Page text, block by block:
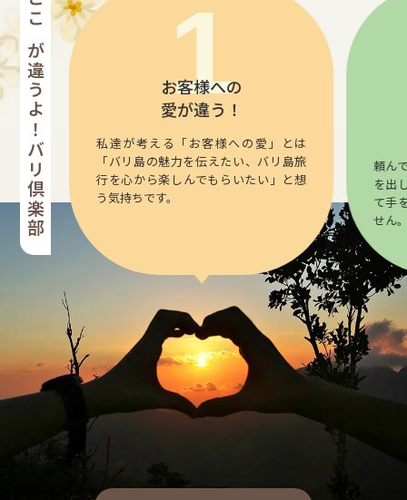
ここが違うよ！バリ倶楽部
お客様への
愛が違う！
私達が考える「お客様への愛」とは
「バリ島の魅力を伝えたい、バリ島旅
行を心から楽しんでもらいたい」と想
う気持ちです。
頼ん
を出
て手
せん